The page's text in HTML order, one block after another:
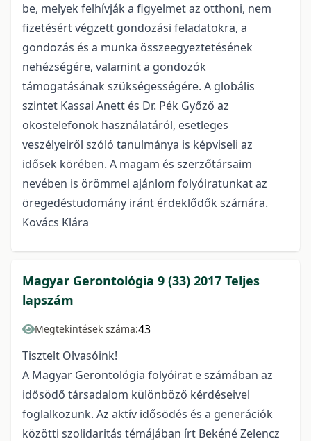
be, melyek felhívják a figyelmet az otthoni, nem
fizetésért végzett gondozási feladatokra, a
gondozás és a munka összeegyeztetésének
nehézségére, valamint a gondozók
támogatásának szükségességére. A globális
szintet Kassai Anett és Dr. Pék Győző az
okostelefonok használatáról, esetleges
veszélyeiről szóló tanulmánya is képviseli az
idősek körében. A magam és szerzőtársaim
nevében is örömmel ajánlom folyóiratunkat az
öregedéstudomány iránt érdeklődők számára.
Kovács Klára
Magyar Gerontológia 9 (33) 2017 Teljes
lapszám
Megtekintések száma:43
Tisztelt Olvasóink!
A Magyar Gerontológia folyóirat e számában az
idősödő társadalom különböző kérdéseivel
foglalkozunk. Az aktív idősödés és a generációk
közötti szolidaritás témájában írt Bekéné Zelencz